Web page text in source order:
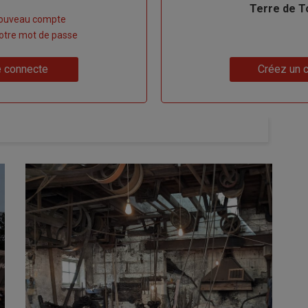
compte
mot de passe
connecte
Terre de
Créez un